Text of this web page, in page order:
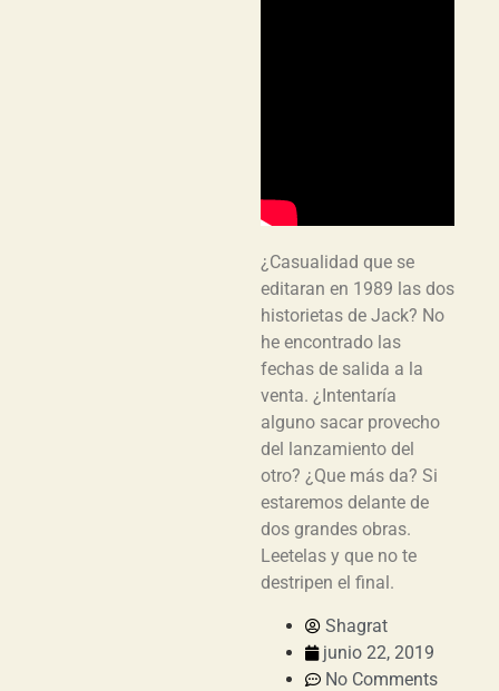
¿Casualidad que se
editaran en 1989 las dos
historietas de Jack? No
he encontrado las
fechas de salida a la
venta. ¿Intentaría
alguno sacar provecho
del lanzamiento del
otro? ¿Que más da? Si
estaremos delante de
dos grandes obras.
Leetelas y que no te
destripen el final.
Shagrat
junio 22, 2019
No Comments